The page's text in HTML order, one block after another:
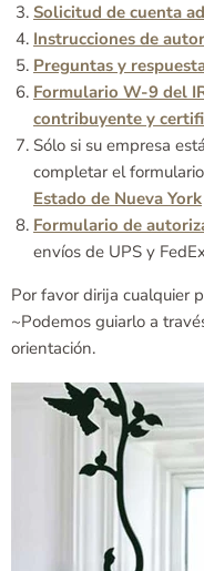
Solicitud de cuenta
Instrucciones de
Preguntas y
Formulario W-9 del
contribuyente y
Sólo si su empresa
completar el formulario
Estado de Nueva York
Formulario de
envíos de UPS y
Por favor dirija cualquier
~Podemos guiarlo a
orientación.